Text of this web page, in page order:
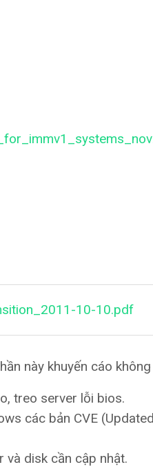
10-10.pdf
này khuyến cáo
treo server lỗi bios.
các bản CVE
và disk cần cập nhật.